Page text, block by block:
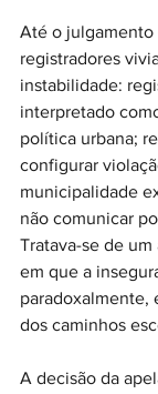
Até o julgamento
registradores
instabilidade:
interpretado
política urbana;
configurar
municipalidade
não comunicar
Tratava-se de
em que a
paradoxalmente,
dos caminhos
A decisão da